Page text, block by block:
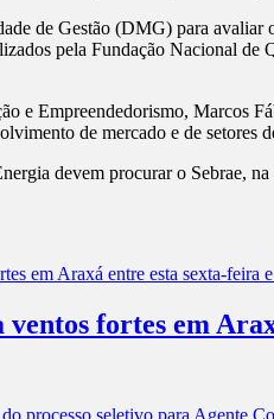
de Gestão (DMG) para
pela Fundação Nacional
e Empreendedorismo, Marcos
de mercado e de
devem procurar o
fortes em